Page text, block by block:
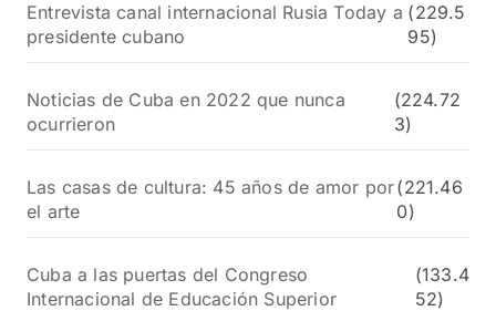
Entrevista canal internacional Rusia Today a
presidente cubano
(229.5
95)
Noticias de Cuba en 2022 que nunca
ocurrieron
(224.72
3)
Las casas de cultura: 45 años de amor por
el arte
(221.46
0)
Cuba a las puertas del Congreso
Internacional de Educación Superior
(133.4
52)